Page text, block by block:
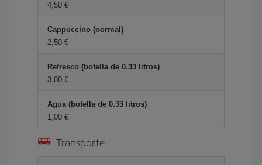
4,50 €
Cappuccino (normal)
2,50 €
Refresco (botella de 0.33 litros)
3,00 €
Agua (botella de 0.33 litros)
1,00 €
Transporte